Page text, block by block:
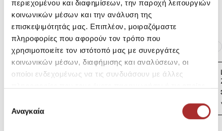
περιεχομένου και διαφημίσεων, την παροχή λειτουργιών
κοινωνικών μέσων και την ανάλυση της
επισκεψιμότητάς μας. Επιπλέον, μοιραζόμαστε
πληροφορίες που αφορούν τον τρόπο που
χρησιμοποιείτε τον ιστότοπό μας με συνεργάτες
κοινωνικών μέσων, διαφήμισης και αναλύσεων, οι
οποίοι ενδεχομένως να τις συνδυάσουν με άλλες
των υπηρεσιών τους.
συγκατάθεσης
Αναγκαία
Επιστροφές Προϊόντων
Ίδια κατηγορία Ίδιο Brand
LAPIN HOUSE Βρεφική